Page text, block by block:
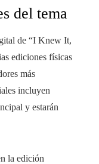
del tema
de “I Knew It,
ediciones físicas
más
incluyen
y estarán
la edición